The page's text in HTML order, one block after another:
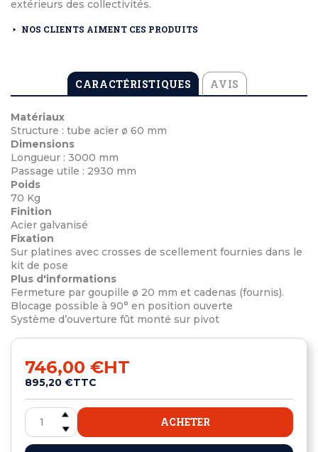
extérieurs des collectivités.
NOS CLIENTS AIMENT CES PRODUITS
CARACTÉRISTIQUES AVIS
Matériaux
Structure : tube acier ø 60 mm
Dimensions
Longueur : 3000 mm
Passage utile : 2930 mm
Poids
70 Kg
Finition
Acier galvanisé
Fixation
Sur platines avec crosses de scellement fournies dans le
kit de pose
Plus d'informations
Fermeture par goupille ø 20 mm et cadenas (fournis).
Blocage possible à 90° en position ouverte
Système d’ouverture fût monté sur pivot
746,00 €HT
895,20 €TTC
ACHETER